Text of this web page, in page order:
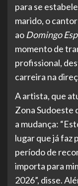
para se
marido, o
ao Domingo
momento de
profissional,
carreira na
A artista, que
Zona Sudoeste
a mudança:
lugar que já faz
período de
importa para
2026”, disse.